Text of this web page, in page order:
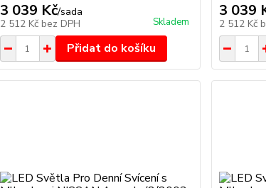
3 039 Kč/sada
2 512 Kč bez DPH Skladem
Přidat do košíku
3 039
2 512 Kč